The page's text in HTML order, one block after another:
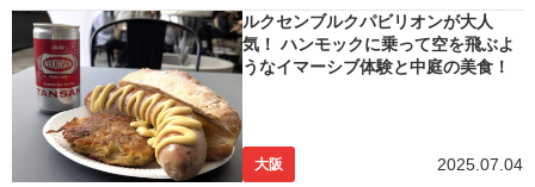
ルクセンブルクパビリオンが大人
気！ ハンモックに乗って空を飛ぶよ
うなイマーシブ体験と中庭の美食！
大阪 2025.07.04